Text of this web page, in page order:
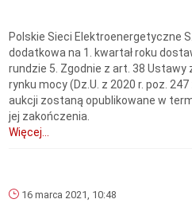
Polskie Sieci Elektroenergetyczne
dodatkowa na 1. kwartał roku
rundzie 5. Zgodnie z art. 38 Ustawy
rynku mocy (Dz.U. z 2020 r. poz.
aukcji zostaną opublikowane w
jej zakończenia.
Więcej...
16 marca 2021, 10:48